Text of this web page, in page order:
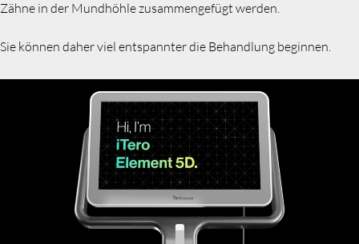
Zähne in der Mundhöhle zusammengefügt werden.
Sie können daher viel entspannter die Behandlung beginnen.